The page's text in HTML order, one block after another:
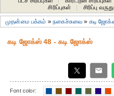
சிரிப்புகள்
சிரிப்பு வருது
முதன்மை பக்கம் »நகைச்சுவை » கடி
கடி ஜோக்ஸ் 48 - கடி ஜோக்ஸ்
Font color: